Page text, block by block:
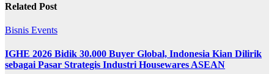
Related Post
Bisnis Events
IGHE 2026 Bidik 30.000 Buyer Global, Indonesia Kian Dilirik
sebagai Pasar Strategis Industri Housewares ASEAN